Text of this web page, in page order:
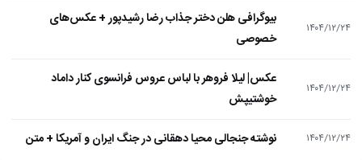
۱۴۰۴/۱۲/۲۴
بیوگرافی هلن دختر جذاب رضا رشیدپور + عکس‌های
خصوصی
۱۴۰۴/۱۲/۲۴
عکس| لیلا فروهر با لباس عروس فرانسوی کنار داماد
خوشتیپش
۱۴۰۴/۱۲/۲۴ نوشته جنجالی محیا دهقانی در جنگ ایران و آمریکا + متن